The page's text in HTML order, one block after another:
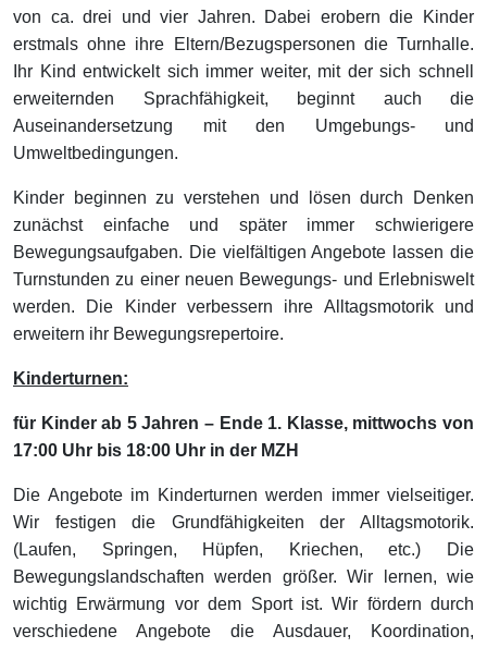
von ca. drei und vier Jahren. Dabei erobern die Kinder
erstmals ohne ihre Eltern/Bezugspersonen die Turnhalle.
Ihr Kind entwickelt sich immer weiter, mit der sich schnell
erweiternden Sprachfähigkeit, beginnt auch die
Auseinandersetzung mit den Umgebungs- und
Umweltbedingungen.
Kinder beginnen zu verstehen und lösen durch Denken
zunächst einfache und später immer schwierigere
Bewegungsaufgaben. Die vielfältigen Angebote lassen die
Turnstunden zu einer neuen Bewegungs- und Erlebniswelt
werden. Die Kinder verbessern ihre Alltagsmotorik und
erweitern ihr Bewegungsrepertoire.
Kinderturnen:
für Kinder ab 5 Jahren – Ende 1. Klasse, mittwochs von
17:00 Uhr bis 18:00 Uhr in der MZH
Die Angebote im Kinderturnen werden immer vielseitiger.
Wir festigen die Grundfähigkeiten der Alltagsmotorik.
(Laufen, Springen, Hüpfen, Kriechen, etc.) Die
Bewegungslandschaften werden größer. Wir lernen, wie
wichtig Erwärmung vor dem Sport ist. Wir fördern durch
verschiedene Angebote die Ausdauer, Koordination,